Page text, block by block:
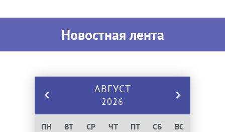
Новостная лента
АВГУСТ
2026
ПН ВТ СР ЧТ ПТ СБ ВС